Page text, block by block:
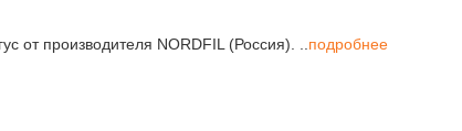
от производителя NORDFIL (Россия). ..подробнее